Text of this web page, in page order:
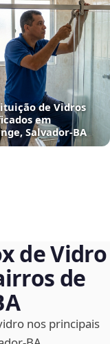
de Vidros
em
Salvador‑BA
de Vidro
de
nos principais